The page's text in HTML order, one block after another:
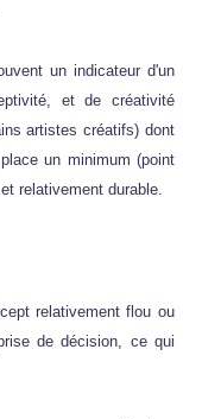
un indicateur d'un
et de créativité
artistes créatifs) dont
un minimum (point
relativement durable.
relativement flou ou
de décision, ce qui